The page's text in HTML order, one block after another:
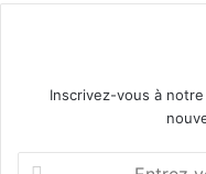
Inscrivez-vous à